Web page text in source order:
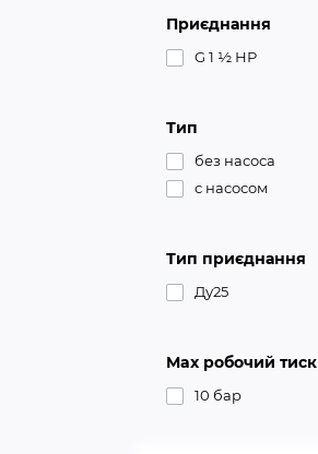
Приєднання
G 1 ½ НР
Тип
без насоса
с насосом
Тип приєднання
Ду25
Max робочий тиск
10 бар